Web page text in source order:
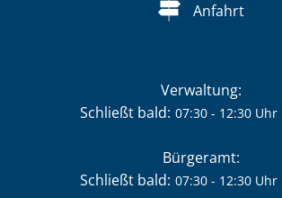
Anfahrt
Verwaltung:
Klicken, um weitere
Schließt bald: 07:30 - 12:30 Uhr
Bürgeramt:
Klicken, um weitere
Schließt bald: 07:30 - 12:30 Uhr